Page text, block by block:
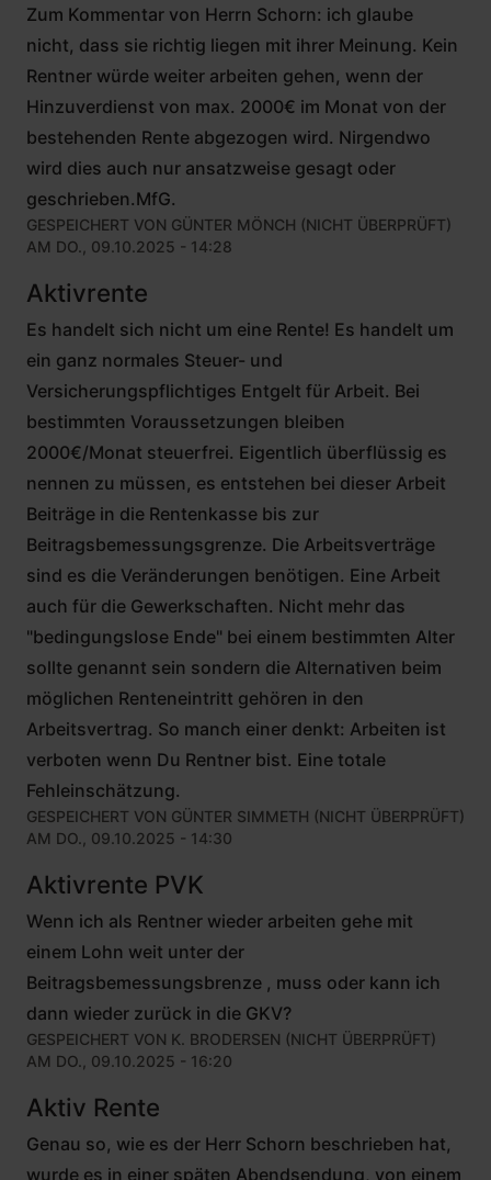
Zum Kommentar von Herrn Schorn: ich glaube
nicht, dass sie richtig liegen mit ihrer Meinung. Kein
Rentner würde weiter arbeiten gehen, wenn der
Hinzuverdienst von max. 2000€ im Monat von der
bestehenden Rente abgezogen wird. Nirgendwo
wird dies auch nur ansatzweise gesagt oder
geschrieben.MfG.
GESPEICHERT VON GÜNTER MÖNCH (NICHT ÜBERPRÜFT)
AM DO., 09.10.2025 - 14:28
Aktivrente
Es handelt sich nicht um eine Rente! Es handelt um
ein ganz normales Steuer- und
Versicherungspflichtiges Entgelt für Arbeit. Bei
bestimmten Voraussetzungen bleiben
2000€/Monat steuerfrei. Eigentlich überflüssig es
nennen zu müssen, es entstehen bei dieser Arbeit
Beiträge in die Rentenkasse bis zur
Beitragsbemessungsgrenze. Die Arbeitsverträge
sind es die Veränderungen benötigen. Eine Arbeit
auch für die Gewerkschaften. Nicht mehr das
"bedingungslose Ende" bei einem bestimmten Alter
sollte genannt sein sondern die Alternativen beim
möglichen Renteneintritt gehören in den
Arbeitsvertrag. So manch einer denkt: Arbeiten ist
verboten wenn Du Rentner bist. Eine totale
Fehleinschätzung.
GESPEICHERT VON GÜNTER SIMMETH (NICHT ÜBERPRÜFT)
AM DO., 09.10.2025 - 14:30
Aktivrente PVK
Wenn ich als Rentner wieder arbeiten gehe mit
einem Lohn weit unter der
Beitragsbemessungsbrenze , muss oder kann ich
dann wieder zurück in die GKV?
GESPEICHERT VON K. BRODERSEN (NICHT ÜBERPRÜFT)
AM DO., 09.10.2025 - 16:20
Aktiv Rente
Genau so, wie es der Herr Schorn beschrieben hat,
wurde es in einer späten Abendsendung, von einem